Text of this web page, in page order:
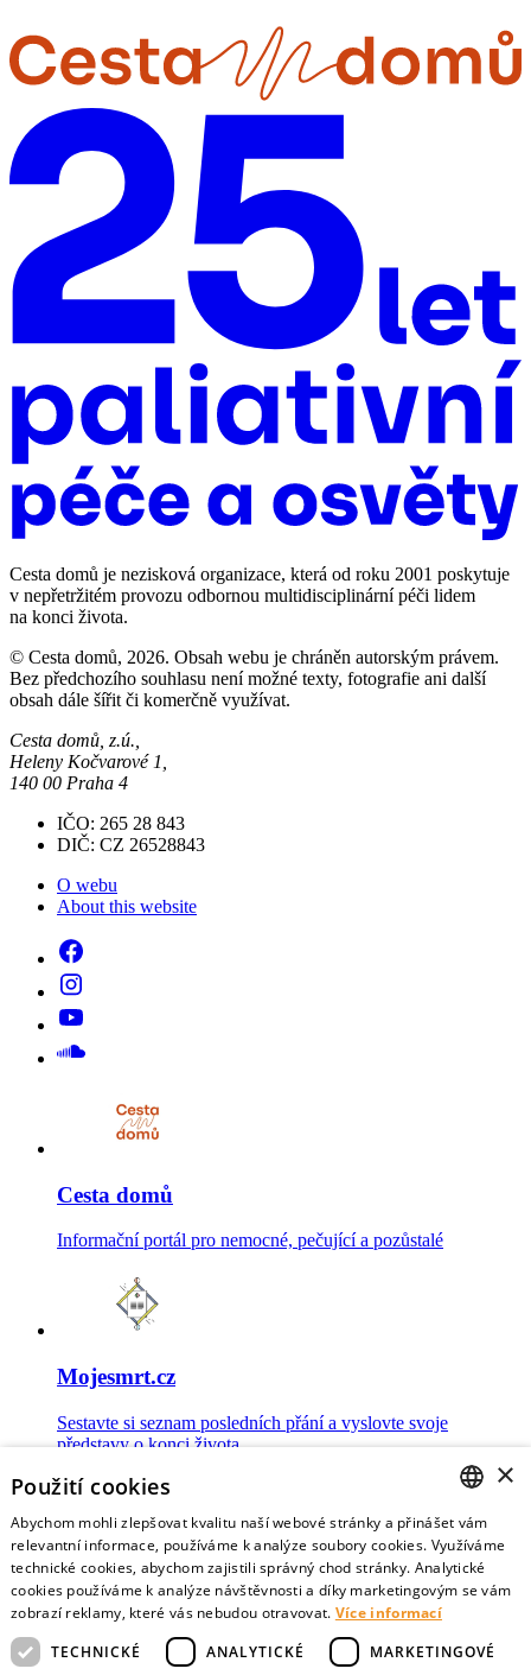
Cesta domů je nezisková organizace, která od roku 2001 poskytuje
v nepřetržitém provozu odbornou multidisciplinární péči lidem
na konci života.
© Cesta domů, 2026. Obsah webu je chráněn autorským právem.
Bez předchozího souhlasu není možné texty, fotografie ani další
obsah dále šířit či komerčně využívat.
Cesta domů, z.ú.,
Heleny Kočvarové 1,
140 00 Praha 4
IČO: 265 28 843
DIČ: CZ 26528843
O webu
About this website
Cesta domů
Informační portál pro nemocné, pečující a pozůstalé
Mojesmrt.cz
Sestavte si seznam posledních přání a vyslovte svoje
představy o konci života
Data o umírání
Nejnovější data o postojích veřejnosti a zdravotníků k umírání
CZECH
ENGLISH
×
Použití cookies
Abychom mohli zlepšovat kvalitu naší webové stránky a přinášet vám
relevantní informace, používáme k analýze soubory cookies. Využíváme
technické cookies, abychom zajistili správný chod stránky. Analytické
cookies používáme k analýze návštěvnosti a díky marketingovým se vám
zobrazí reklamy, které vás nebudou otravovat. Více informací
TECHNICKÉ
ANALYTICKÉ MARKETINGOVÉ